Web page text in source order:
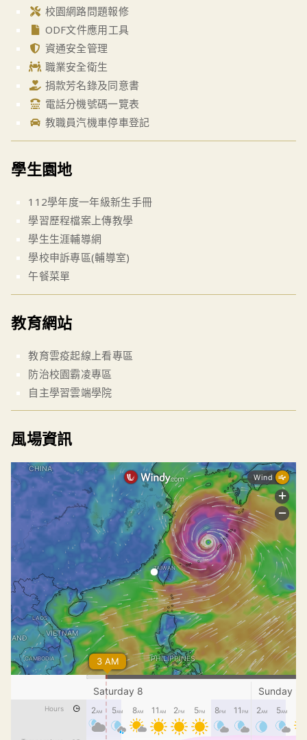
校園網路問題報修
ODF文件應用工具
資通安全管理
職業安全衛生
捐款芳名錄及同意書
電話分機號碼一覽表
教職員汽機車停車登記
學生園地
112學年度一年級新生手冊
學習歷程檔案上傳教學
學生生涯輔導網
學校申訴專區(輔導室)
午餐菜單
教育網站
教育雲疫起線上看專區
防治校園霸凌專區
自主學習雲端學院
風場資訊